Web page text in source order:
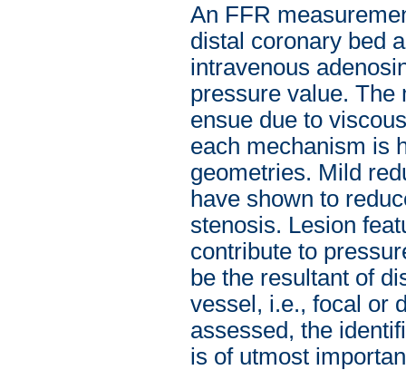
An FFR
distal coronary bed
intravenous
pressure value. The
ensue due to
each mechanism is
geometries. Mild
have shown to
stenosis. Lesion
contribute to
be the resultant of
vessel, i.e., focal or
assessed, the
is of utmost